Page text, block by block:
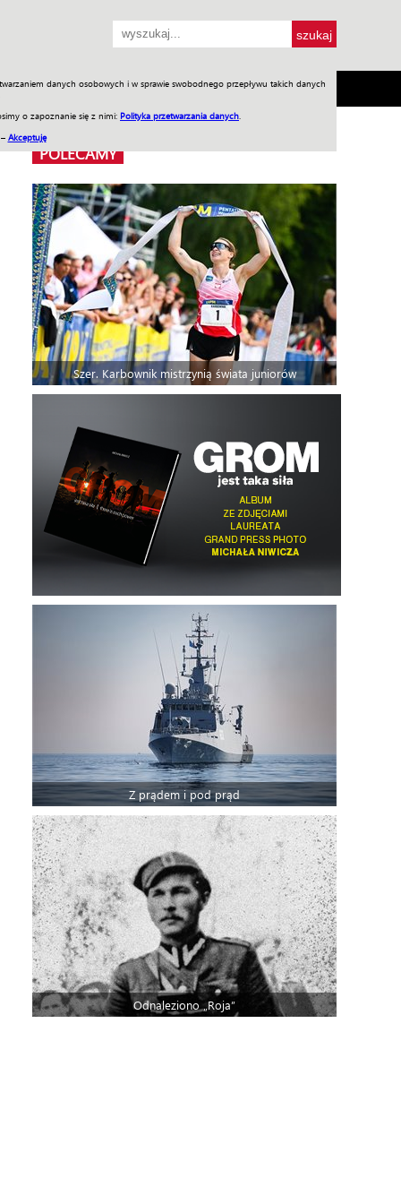
danych osobowych i w sprawie swobodnego przepływu takich danych
o zapoznanie się z nimi: Polityka przetwarzania danych
Akceptuję
SKLEP Jednodniówki Praca w WIW
POLECAMY
Szer. Karbownik mistrzynią świata juniorów
Z prądem i pod prąd
Odnaleziono „Roja”